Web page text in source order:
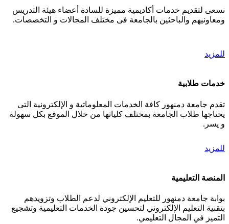
نسعى لتقديم خدمات أكاديمية مميزة للسادة أعضاء هيئة التدريس
ومعاونيهم والباحثين بالجامعة فى مختلف المجالات و التخصصات.
للمزيد
خدمات طلابية
تقدم جامعة دمنهور كافة الخدمات المعلوماتية و الإلكترونية التى
يحتاجها طلاب الجامعة بمختلف كلياتها من خلال الموقع بكل سهولة
و يسر.
للمزيد
المنصة التعليمية
بوابة جامعة دمنهور للتعليم الإلكتروني لدعم الطلاب وتزويدهم
بتقنية التعليم الإلكتروني لتحسين جودة الخدمات التعليمية وتشجيع
التميز في المجال التعليمي.